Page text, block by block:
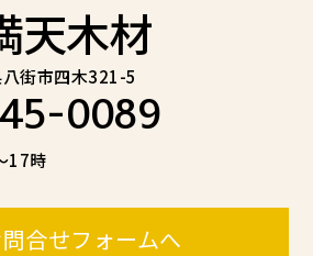
天木材
街市四木321-5
0089
17時
合せフォームへ